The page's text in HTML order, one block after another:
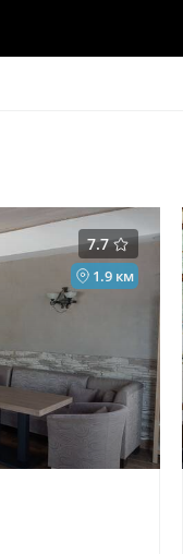
7.7
1.9 км